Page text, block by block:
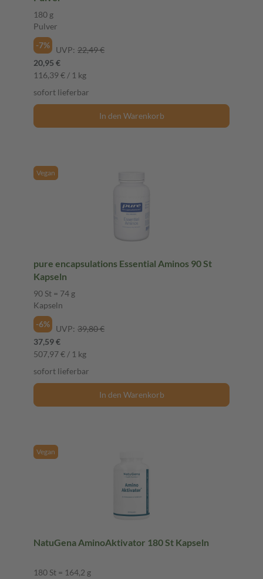
180 g
Pulver
-7%
UVP: 22,49 €
20,95 €
116,39 € / 1 kg
sofort lieferbar
In den Warenkorb
Vegan
pure encapsulations Essential Aminos 90 St
Kapseln
90 St = 74 g
Kapseln
-6%
UVP: 39,80 €
37,59 €
507,97 € / 1 kg
sofort lieferbar
In den Warenkorb
Vegan
NatuGena AminoAktivator 180 St Kapseln
180 St = 164,2 g